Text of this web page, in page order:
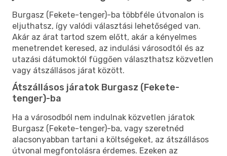
Burgasz (Fekete-tenger)-ba többféle útvonalon is
eljuthatsz, így valódi választási lehetőséged van.
Akár az árat tartod szem előtt, akár a kényelmes
menetrendet keresed, az indulási városodtól és az
utazási dátumoktól függően választhatsz közvetlen
vagy átszállásos járat között.
Átszállásos járatok Burgasz (Fekete-
tenger)-ba
Ha a városodból nem indulnak közvetlen járatok
Burgasz (Fekete-tenger)-ba, vagy szeretnéd
alacsonyabban tartani a költségeket, az átszállásos
útvonal megfontolásra érdemes. Ezeken az